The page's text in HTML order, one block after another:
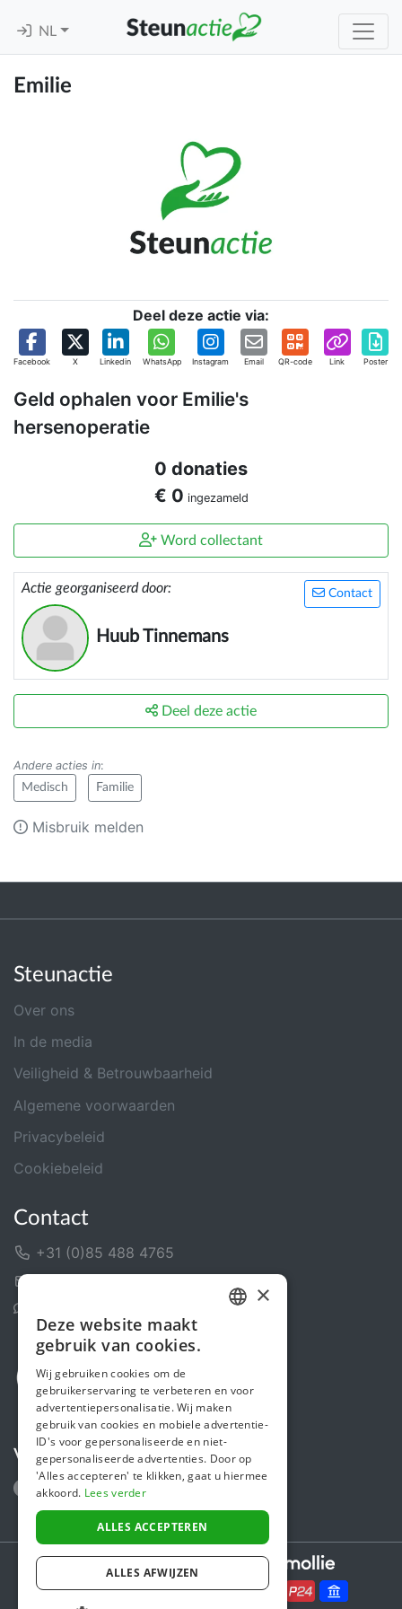
NL
Emilie
Deel deze actie via:
Facebook X Linkedin WhatsApp Instagram Email QR-code Link Poster
Geld ophalen voor Emilie's
hersenoperatie
0 donaties
€ 0 ingezameld
Word collectant
Contact
Actie georganiseerd door:
Huub Tinnemans
Deel deze actie
Andere acties in:
Medisch Familie
Misbruik melden
Steunactie
Over ons
In de media
Veiligheid & Betrouwbaarheid
Algemene voorwaarden
Privacybeleid
Cookiebeleid
Contact
+31 (0)85 488 4765
Volg ons
Secure payments powered by
ENGLISH
×
Deze website maakt
gebruik van cookies.
Wij gebruiken cookies om de
gebruikerservaring te verbeteren en voor
advertentiepersonalisatie. Wij maken
gebruik van cookies en mobiele advertentie-
ID's voor gepersonaliseerde en niet-
gepersonaliseerde advertenties. Door op
'Alles accepteren' te klikken, gaat u hiermee
akkoord. Lees verder
ALLES ACCEPTEREN
ALLES AFWIJZEN